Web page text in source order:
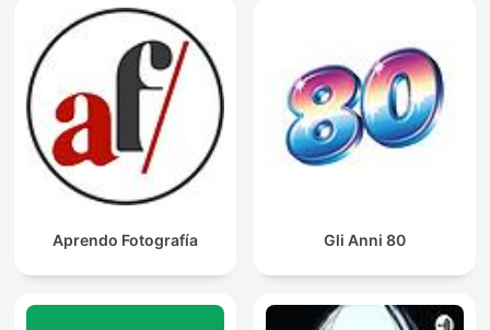
Aprendo Fotografía Gli Anni 80